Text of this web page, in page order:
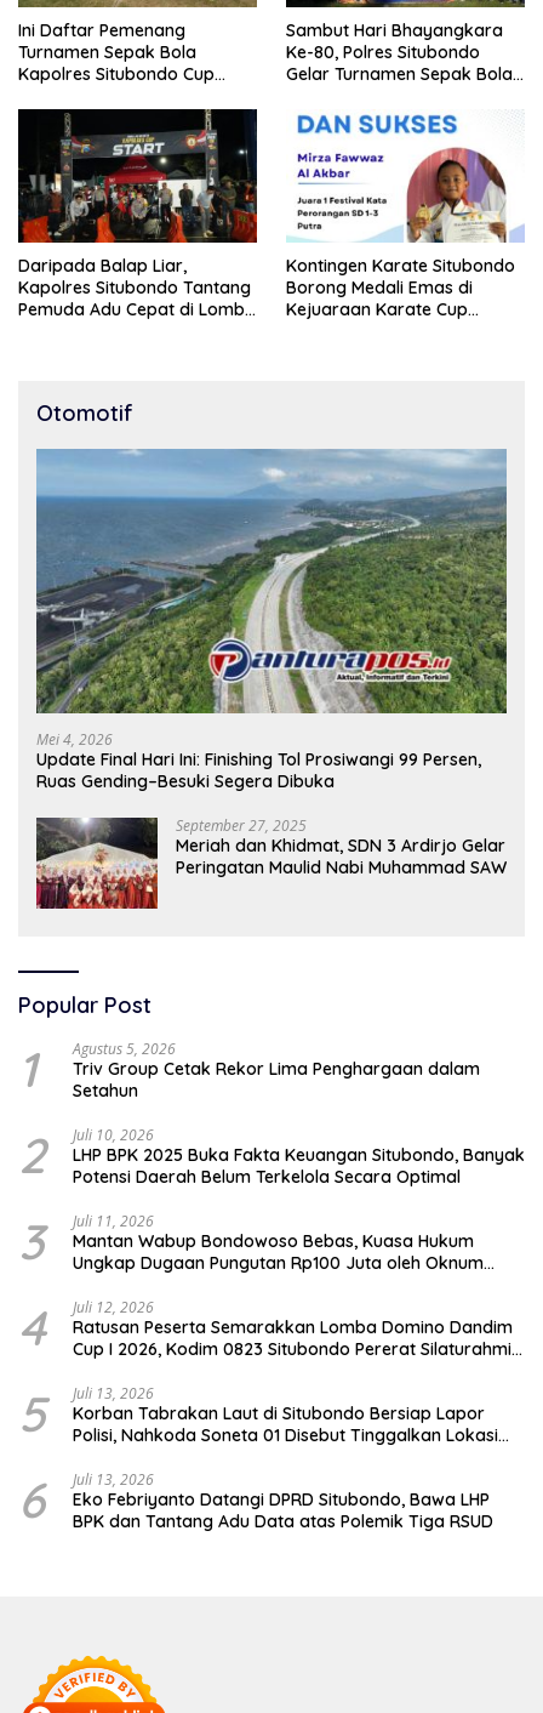
Ini Daftar Pemenang
Turnamen Sepak Bola
Kapolres Situbondo Cup
10 Tahun
Sambut Hari Bhayangkara
Ke-80, Polres Situbondo
Gelar Turnamen Sepak Bola
Daripada Balap Liar,
Kapolres Situbondo Tantang
Pemuda Adu Cepat di Lomba
Kontingen Karate Situbondo
Borong Medali Emas di
Kejuaraan Karate Cup
Otomotif
Mei 4, 2026
Update Final Hari Ini: Finishing Tol Prosiwangi 99 Persen,
Ruas Gending–Besuki Segera Dibuka
September 27, 2025
Meriah dan Khidmat, SDN 3 Ardirjo Gelar
Peringatan Maulid Nabi Muhammad SAW
Popular Post
1 Agustus 5, 2026
Triv Group Cetak Rekor Lima Penghargaan dalam
Setahun
2 Juli 10, 2026
LHP BPK 2025 Buka Fakta Keuangan Situbondo, Banyak
Potensi Daerah Belum Terkelola Secara Optimal
3 Juli 11, 2026
Mantan Wabup Bondowoso Bebas, Kuasa Hukum
Ungkap Dugaan Pungutan Rp100 Juta oleh Oknum
4 Juli 12, 2026
Ratusan Peserta Semarakkan Lomba Domino Dandim
Cup I 2026, Kodim 0823 Situbondo Pererat Silaturahmi
5 Juli 13, 2026
Korban Tabrakan Laut di Situbondo Bersiap Lapor
Polisi, Nahkoda Soneta 01 Disebut Tinggalkan Lokasi
6 Juli 13, 2026
Eko Febriyanto Datangi DPRD Situbondo, Bawa LHP
BPK dan Tantang Adu Data atas Polemik Tiga RSUD